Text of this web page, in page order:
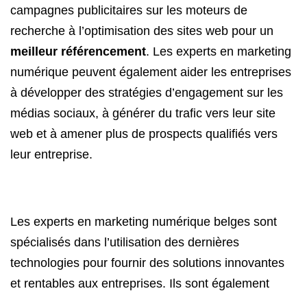
campagnes publicitaires sur les moteurs de
recherche à l’optimisation des sites web pour un
meilleur référencement. Les experts en marketing
numérique peuvent également aider les entreprises
à développer des stratégies d’engagement sur les
médias sociaux, à générer du trafic vers leur site
web et à amener plus de prospects qualifiés vers
leur entreprise.
Les experts en marketing numérique belges sont
spécialisés dans l’utilisation des dernières
technologies pour fournir des solutions innovantes
et rentables aux entreprises. Ils sont également